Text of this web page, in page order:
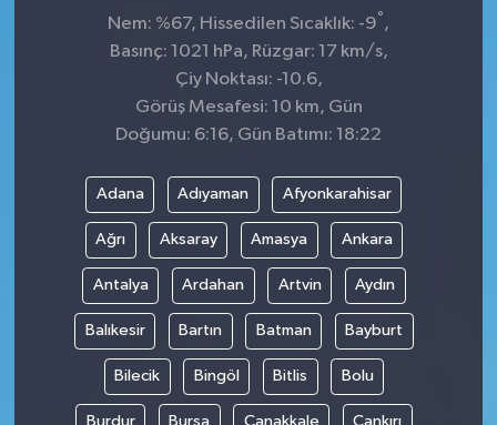
Nem: %67, Hissedilen Sıcaklık: -9° ,
Basınç: 1021 hPa, Rüzgar: 17 km/s,
Çiy Noktası: -10.6,
Görüş Mesafesi: 10 km, Gün
Doğumu: 6:16, Gün Batımı: 18:22
Adana Adıyaman Afyonkarahisar
Ağrı Aksaray Amasya Ankara
Antalya Ardahan Artvin Aydın
Balıkesir Bartın Batman Bayburt
Bilecik Bingöl Bitlis Bolu
Burdur Bursa Çanakkale Çankırı